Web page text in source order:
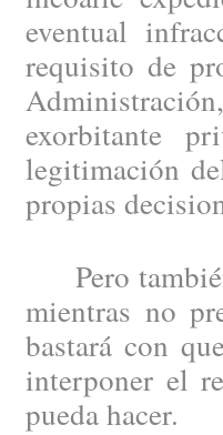
eventual
requisito de
exorbitante
legitimación
propias
Pero
mientras no
bastará con
interponer el
pueda hacer.